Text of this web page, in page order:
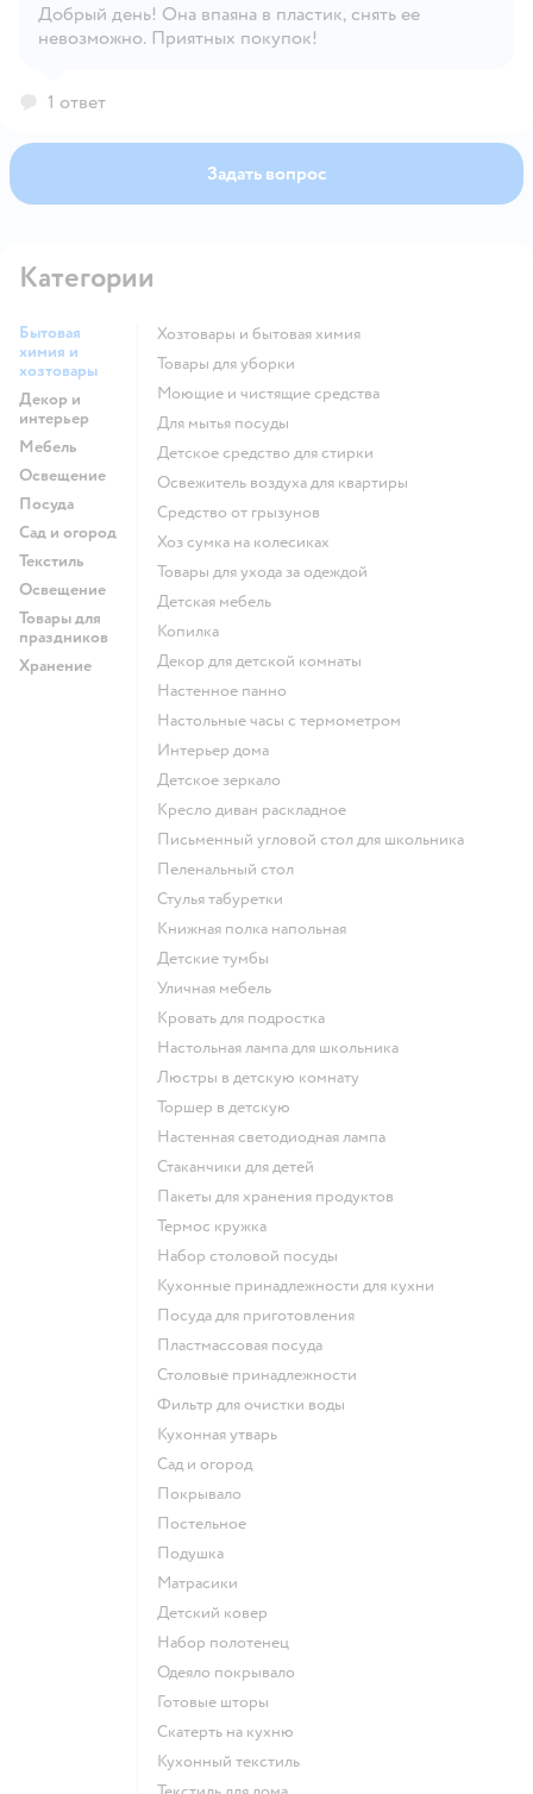
Добрый день! Она впаяна в пластик, снять ее
невозможно. Приятных покупок!
1 ответ
Задать вопрос
Категории
Бытовая
химия и
хозтовары
Декор и
интерьер
Мебель
Освещение
Посуда
Сад и огород
Текстиль
Освещение
Товары для
праздников
Хранение
Хозтовары и бытовая химия
Товары для уборки
моющие и чистящие средства
для мытья посуды
детское средство для стирки
освежитель воздуха для квартиры
средство от грызунов
хоз сумка на колесиках
Товары для ухода за одеждой
Детская мебель
Копилка
Декор для детской комнаты
Настенное панно
Настольные часы с термометром
Интерьер дома
Детское зеркало
Кресло диван раскладное
Письменный угловой стол для школьника
Пеленальный стол
Стулья табуретки
Книжная полка напольная
Детские тумбы
Уличная мебель
Кровать для подростка
Настольная лампа для школьника
Люстры в детскую комнату
Торшер в детскую
Настенная светодиодная лампа
Стаканчики для детей
Пакеты для хранения продуктов
Термос кружка
Набор столовой посуды
Кухонные принадлежности для кухни
Посуда для приготовления
Пластмассовая посуда
Столовые принадлежности
Фильтр для очистки воды
Кухонная утварь
Сад и огород
Покрывало
Постельное
Подушка
Матрасики
Детский ковер
Набор полотенец
Одеяло покрывало
Готовые шторы
Скатерть на кухню
Кухонный текстиль